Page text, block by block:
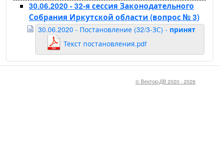
30.06.2020 - 32-я сессия Законодательного
Собрания Иркутской области (вопрос № 3)
30.06.2020 - Постановление (32/3-ЗС) - принят
Текст постановления.pdf
© Вектор-ДВ 2020 - 2026